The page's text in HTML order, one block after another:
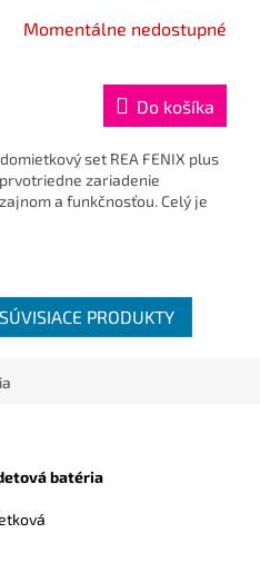
Momentálne nedostupné
Do košíka
set REA FENIX ​​​​plus
zariadenie
a funkčnosťou. Celý je
PRODUKTY
batéria